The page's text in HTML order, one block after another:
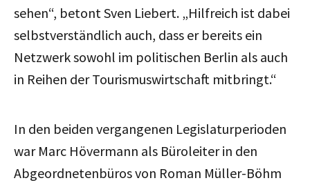
sehen“, betont Sven Liebert. „Hilfreich ist dabei
selbstverständlich auch, dass er bereits ein
Netzwerk sowohl im politischen Berlin als auch
in Reihen der Tourismuswirtschaft mitbringt.“
In den beiden vergangenen Legislaturperioden
war Marc Hövermann als Büroleiter in den
Abgeordnetenbüros von Roman Müller-Böhm